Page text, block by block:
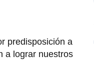
predisposición a
a lograr nuestros